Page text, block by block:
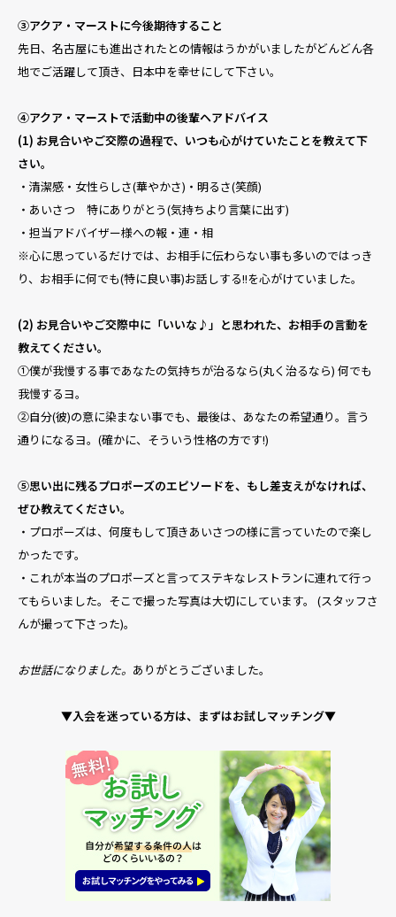
③アクア・マーストに今後期待すること
先日、名古屋にも進出されたとの情報はうかがいましたがどんどん各
地でご活躍して頂き、日本中を幸せにして下さい。
④アクア・マーストで活動中の後輩ヘアドバイス
(1) お見合いやご交際の過程で、いつも心がけていたことを教えて下
さい。
・清潔感・女性らしさ(華やかさ)・明るさ(笑顔)
・あいさつ 特にありがとう(気持ちより言葉に出す)
・担当アドバイザー様への報・連・相
※心に思っているだけでは、お相手に伝わらない事も多いのではっき
り、お相手に何でも(特に良い事)お話しする!!を心がけていました。
(2) お見合いやご交際中に「いいな♪」と思われた、お相手の言動を
教えてください。
①僕が我慢する事であなたの気持ちが治るなら(丸く治るなら) 何でも
我慢するヨ。
②自分(彼)の意に染まない事でも、最後は、あなたの希望通り。言う
通りになるヨ。(確かに、そういう性格の方です!)
⑤思い出に残るプロポーズのエピソードを、もし差支えがなければ、
ぜひ教えてください。
・プロポーズは、何度もして頂きあいさつの様に言っていたので楽し
かったです。
・これが本当のプロポーズと言ってステキなレストランに連れて行っ
てもらいました。 そこで撮った写真は大切にしています。 (スタッフさ
んが撮って下さった)。
お世話になりました。 ありがとうございました。
▼入会を迷っている方は、まずはお試しマッチング▼